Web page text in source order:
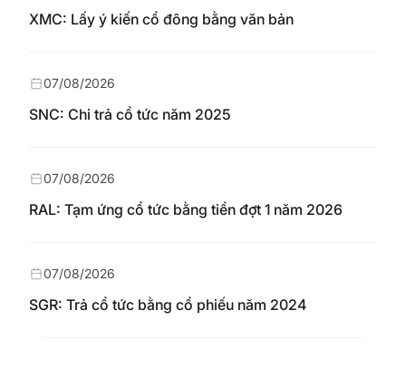
XMC: Lấy ý kiến cổ đông bằng văn bản
SNC: Chi trả cổ tức năm 2025
07/08/2026
RAL: Tạm ứng cổ tức bằng tiền đợt 1 năm 2026
07/08/2026
SGR: Trả cổ tức bằng cổ phiếu năm 2024
07/08/2026